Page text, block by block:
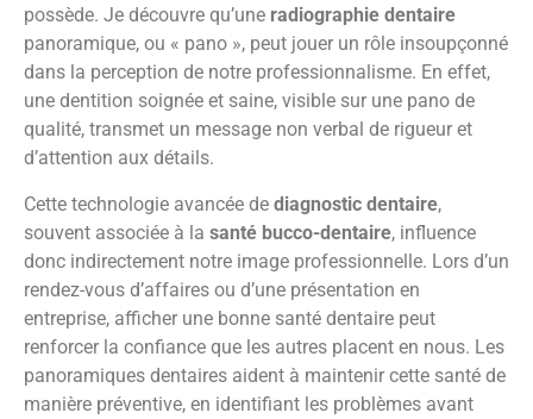
possède. Je découvre qu’une radiographie dentaire
panoramique, ou « pano », peut jouer un rôle insoupçonné
dans la perception de notre professionnalisme. En effet,
une dentition soignée et saine, visible sur une pano de
qualité, transmet un message non verbal de rigueur et
d’attention aux détails.
Cette technologie avancée de diagnostic dentaire,
souvent associée à la santé bucco-dentaire, influence
donc indirectement notre image professionnelle. Lors d’un
rendez-vous d’affaires ou d’une présentation en
entreprise, afficher une bonne santé dentaire peut
renforcer la confiance que les autres placent en nous. Les
panoramiques dentaires aident à maintenir cette santé de
manière préventive, en identifiant les problèmes avant